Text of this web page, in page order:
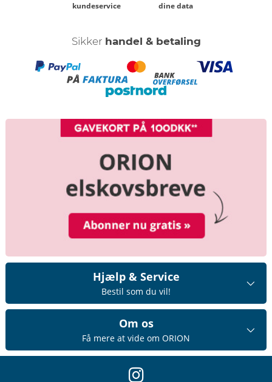
kundeservice
dine data
Sikker handel & betaling
Hjælp & Service
Bestil som du vil!
Om os
Få mere at vide om ORION
instagram